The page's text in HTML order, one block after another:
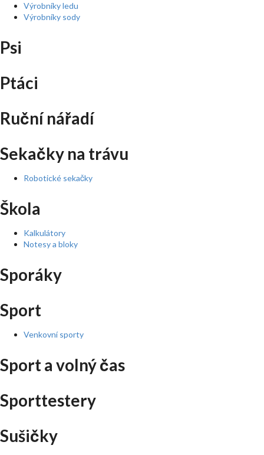
Výrobníky ledu
Výrobníky sody
Psi
Ptáci
Ruční nářadí
Sekačky na trávu
Robotické sekačky
Škola
Kalkulátory
Notesy a bloky
Sporáky
Sport
Venkovní sporty
Sport a volný čas
Sporttestery
Sušičky